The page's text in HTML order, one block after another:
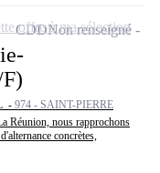
- 974 - SAINT-PIERRE
nous rapprochons
concrètes,
CDDNon renseigné
offre à ma sélection